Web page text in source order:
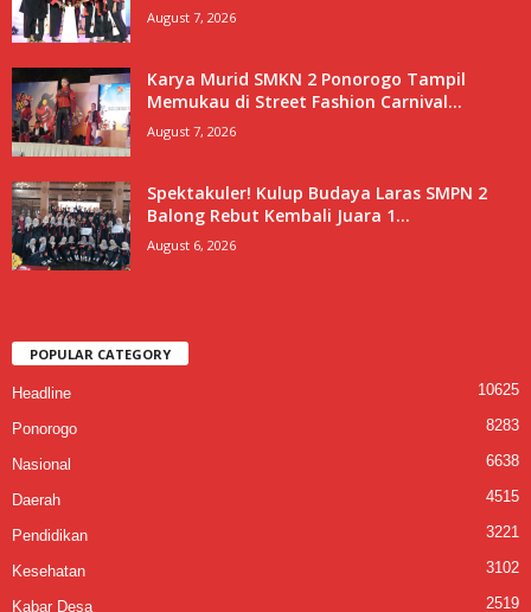
August 7, 2026
Karya Murid SMKN 2 Ponorogo Tampil
Memukau di Street Fashion Carnival...
August 7, 2026
Spektakuler! Kulup Budaya Laras SMPN 2
Balong Rebut Kembali Juara 1...
August 6, 2026
POPULAR CATEGORY
Headline 10625
Ponorogo 8283
Nasional 6638
Daerah 4515
Pendidikan 3221
Kesehatan 3102
Kabar Desa 2519